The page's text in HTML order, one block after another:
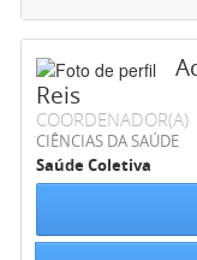
Reis
COORDENADOR(A)
CIÊNCIAS DA SAÚDE
Saúde Coletiva